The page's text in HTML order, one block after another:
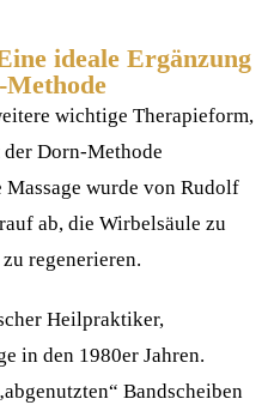
ideale Ergänzung
wichtige Therapieform,
Dorn-Methode
wurde von Rudolf
ab, die Wirbelsäule zu
regenerieren.
Heilpraktiker,
in den 1980er Jahren.
Bandscheiben